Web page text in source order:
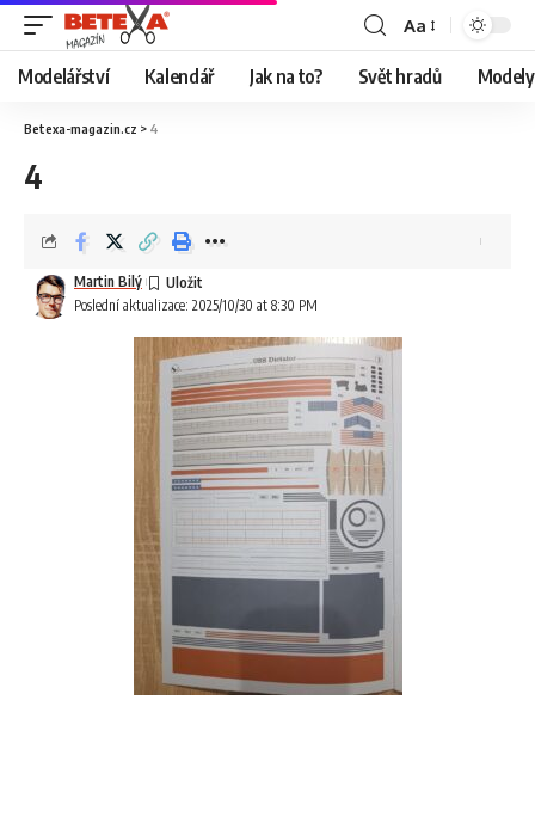
Aa
Modelářství Kalendář Jak na to? Svět hradů
Betexa-magazin.cz > 4
4
Poslední aktualizace: 2025/10/30 at 8:30 PM
Martin Bilý